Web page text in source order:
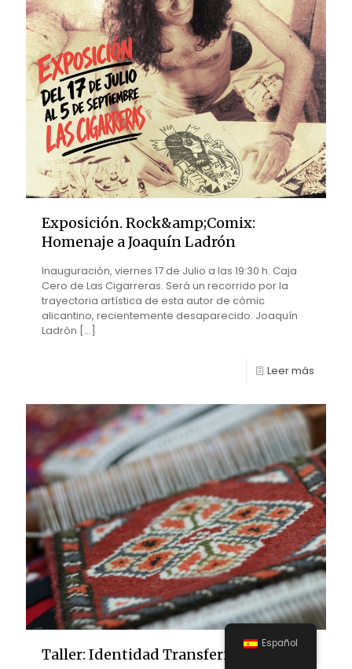
Exposición. Rock&amp;Comix:
Homenaje a Joaquín Ladrón
Inauguración, viernes 17 de Julio a las 19:30 h. Caja
Cero de Las Cigarreras. Será un recorrido por la
trayectoria artística de esta autor de cómic
alicantino, recientemente desaparecido. Joaquín
Ladrón […]
Leer más
Taller: Identidad Transferida Flor
Español